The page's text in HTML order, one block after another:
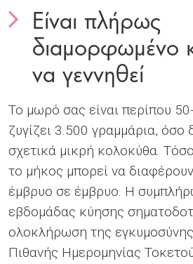
Είναι πλήρως
διαμορφωμένο
να γεννηθεί
Το μωρό σας είναι περίπου
ζυγίζει 3.500 γραμμάρια, όσο
σχετικά μικρή κολοκύθα.
το μήκος μπορεί να
έμβρυο σε έμβρυο. Η
εβδομάδας κύησης
ολοκλήρωση της
Πιθανής Ημερομηνίας